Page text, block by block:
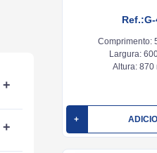
+
+
Comprimento:
Largura:
Altura: 870
+